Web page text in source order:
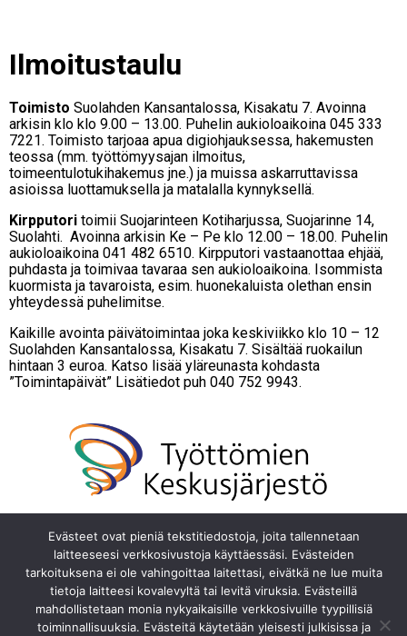
Ilmoitustaulu
Toimisto Suolahden Kansantalossa, Kisakatu 7. Avoinna
arkisin klo klo 9.00 – 13.00. Puhelin aukioloaikoina 045 333
7221. Toimisto tarjoaa apua digiohjauksessa, hakemusten
teossa (mm. työttömyysajan ilmoitus,
toimeentulotukihakemus jne.) ja muissa askarruttavissa
asioissa luottamuksella ja matalalla kynnyksellä.
Kirpputori toimii Suojarinteen Kotiharjussa, Suojarinne 14,
Suolahti. Avoinna arkisin Ke – Pe klo 12.00 – 18.00. Puhelin
aukioloaikoina 041 482 6510. Kirpputori vastaanottaa ehjää,
puhdasta ja toimivaa tavaraa sen aukioloaikoina. Isommista
kuormista ja tavaroista, esim. huonekaluista olethan ensin
yhteydessä puhelimitse.
Kaikille avointa päivätoimintaa joka keskiviikko klo 10 – 12
Suolahden Kansantalossa, Kisakatu 7. Sisältää ruokailun
hintaan 3 euroa. Katso lisää yläreunasta kohdasta
”Toimintapäivät” Lisätiedot puh 040 752 9943.
Evästeet ovat pieniä tekstitiedostoja, joita tallennetaan
laitteeseesi verkkosivustoja käyttäessäsi. Evästeiden
tarkoituksena ei ole vahingoittaa laitettasi, eivätkä ne lue muita
tietoja laitteesi kovalevyltä tai levitä viruksia. Evästeillä
mahdollistetaan monia nykyaikaisille verkkosivuille tyypillisiä
toiminnallisuuksia. Evästeitä käytetään yleisesti julkisissa ja